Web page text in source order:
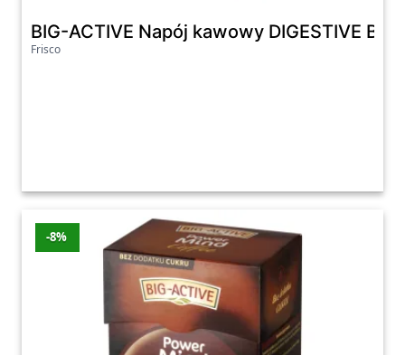
BIG-ACTIVE Napój kawowy DIGESTIVE
Frisco
-8%